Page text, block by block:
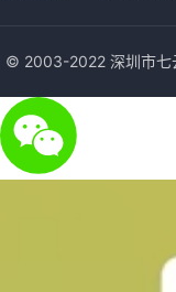
© 2003-2022 深圳市七